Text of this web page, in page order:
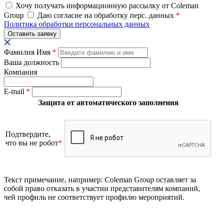
Хочу получать информационную рассылку от Coleman
Group
Даю согласие на обработку перс. данных *
Политика обработки персональных данных
Фамилия Имя *
Ваша должность
Компания
E-mail *
Защита от автоматического заполнения
Подтвердите,
что вы не робот*
Текст примечание, например: Coleman Group оставляет за
собой право отказать в участии представителям компаний,
чей профиль не соответствует профилю мероприятий.